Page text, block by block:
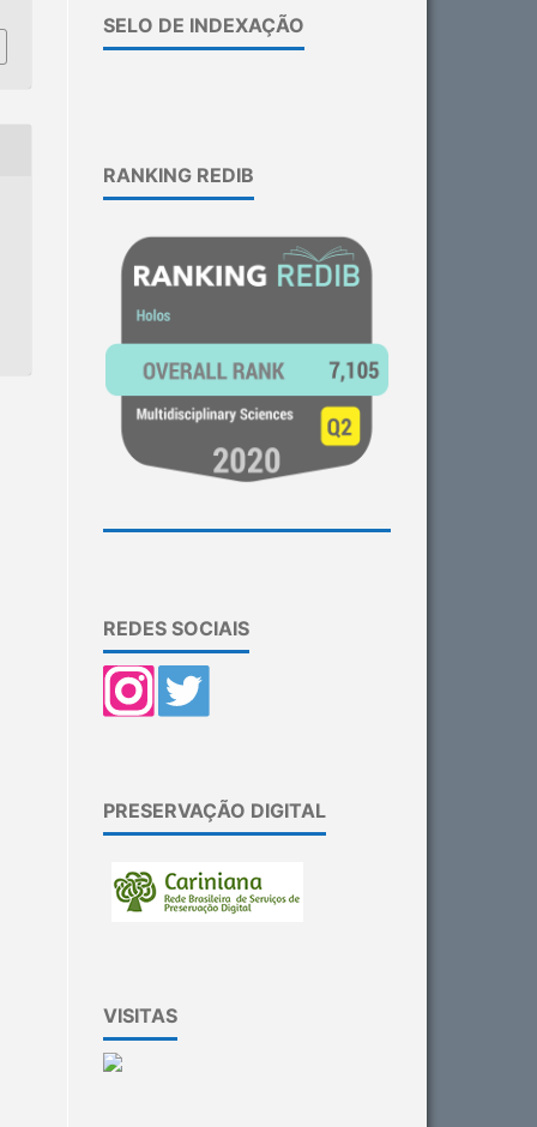
SELO DE INDEXAÇÃO
RANKING REDIB
REDES SOCIAIS
PRESERVAÇÃO DIGITAL
VISITAS